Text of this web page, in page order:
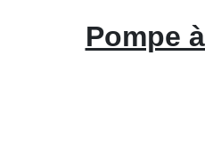
Pompe